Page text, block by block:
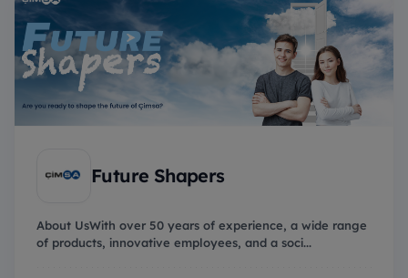
Future Shapers
About UsWith over 50 years of experience, a wide range
of products, innovative employees, and a soci...